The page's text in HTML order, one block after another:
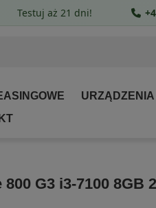
G3 i3-7100 8GB
Testuj aż 21 dni!